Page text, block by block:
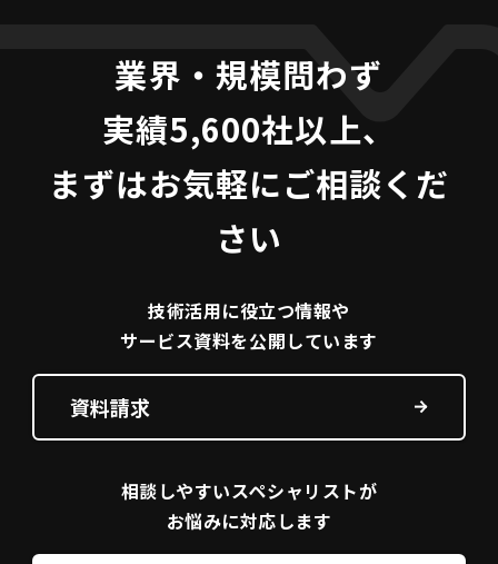
業界・規模問わず
実績5,600社以上、
まずはお気軽にご相談くだ
さい
技術活用に役立つ情報や
サービス資料を公開しています
資料請求
相談しやすいスペシャリストが
お悩みに対応します